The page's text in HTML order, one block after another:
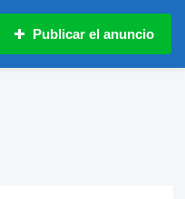
Publicar el anuncio